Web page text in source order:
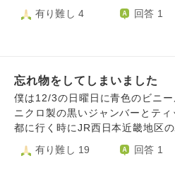
差を痛感する毎日を過ごしてい
きるような人たちになりたいと
落ちなくていいのではないかと思
がわかりませんし、自分のよう
周りに迷惑や嫌悪感を抱かせる
いやいや仕事をしても周りの気分
目標を持って生きればいいのか
有り難し 4 回答 1
忘れ物をしてしまいました
僕は12/3の日曜日に青色のビニ
ニクロ製の黒いジャンバーとテ
都に行く時にJR西日本近畿地区
状線内か（それは曖昧でした）
クです。JR西日本のお忘れ物セ
有り難し 19 回答 1